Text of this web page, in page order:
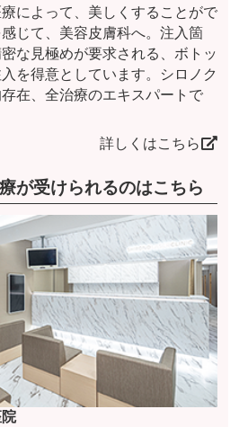
療によって、美しくすることがで
じて、美容皮膚科へ。注入箇
な見極めが要求される、ボトッ
を得意としています。シロノク
在、全治療のエキスパートで
詳しくはこちら
が受けられるのはこちら